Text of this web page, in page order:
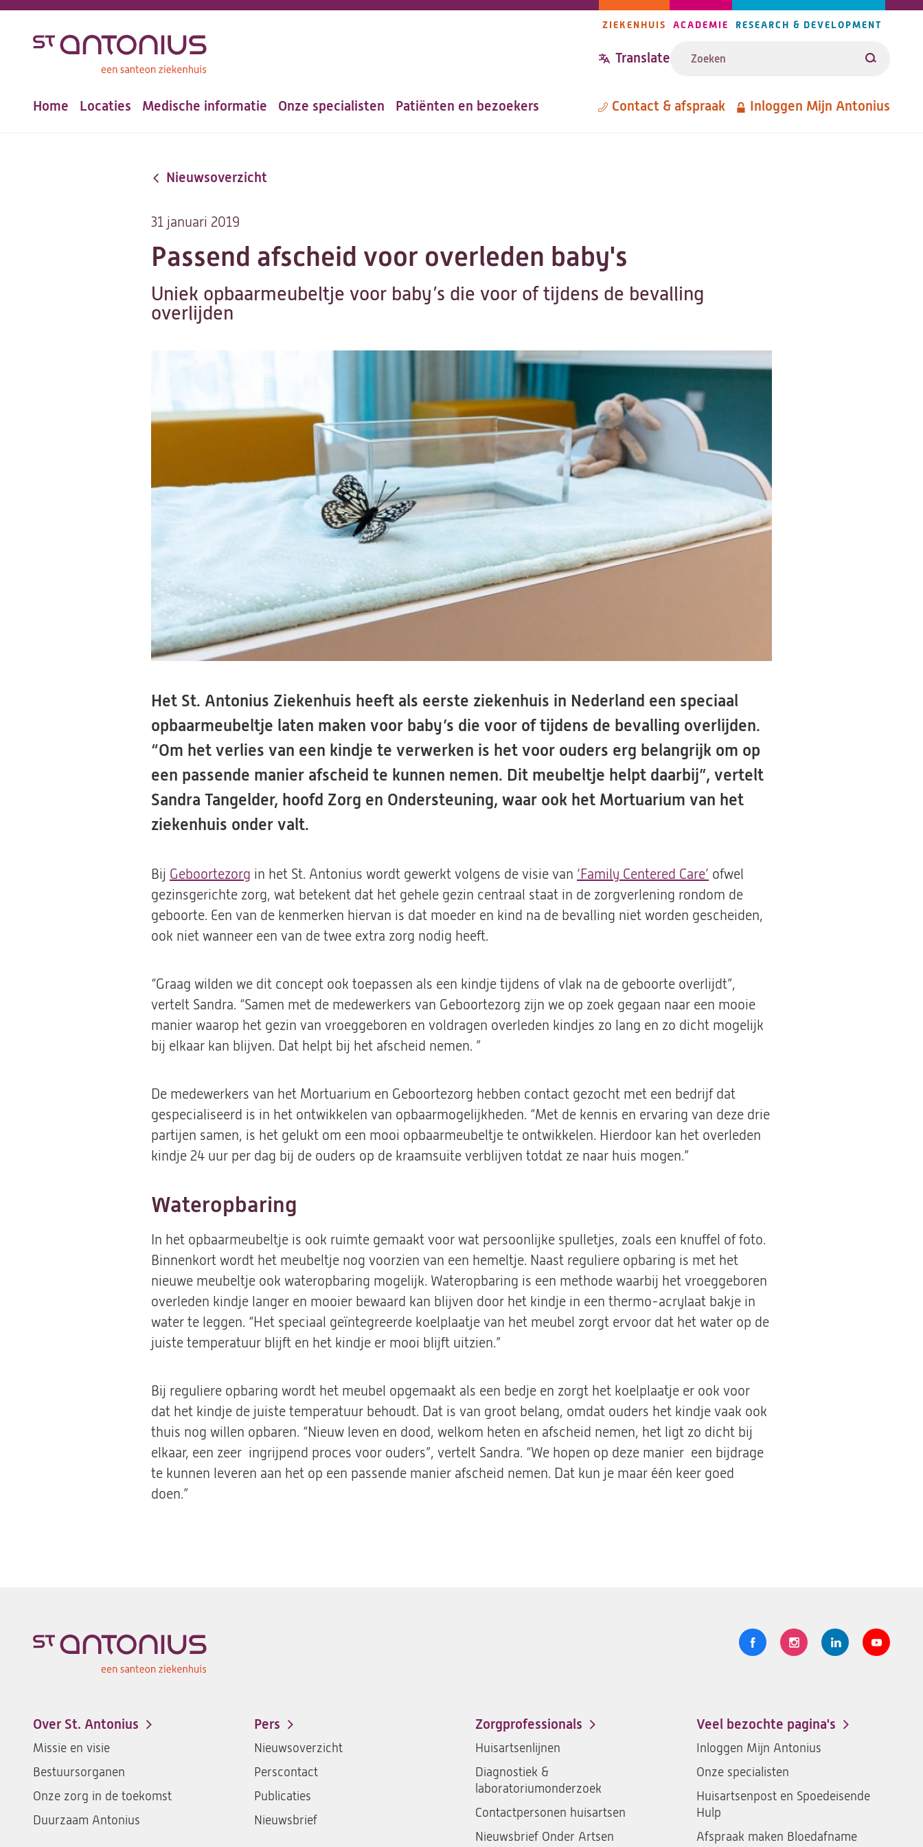
inhoud
navigatie
ZIEKENHUIS ACADEMIE RESEARCH & DEVELOPMENT
Translate Zoeken
Hoofdnavigatie
Home Locaties Medische informatie Onze specialisten Patiënten en bezoekers Metanavigatie
Contact & afspraak Inloggen Mijn Antonius
Nieuwsoverzicht
31 januari 2019
Passend afscheid voor overleden baby's
Uniek opbaarmeubeltje voor baby’s die voor of tijdens de bevalling
overlijden
Het St. Antonius Ziekenhuis heeft als eerste ziekenhuis in Nederland een speciaal
opbaarmeubeltje laten maken voor baby’s die voor of tijdens de bevalling overlijden.
“Om het verlies van een kindje te verwerken is het voor ouders erg belangrijk om op
een passende manier afscheid te kunnen nemen. Dit meubeltje helpt daarbij”, vertelt
Sandra Tangelder, hoofd Zorg en Ondersteuning, waar ook het Mortuarium van het
ziekenhuis onder valt.
Bij Geboortezorg in het St. Antonius wordt gewerkt volgens de visie van ‘Family Centered Care’ ofwel
gezinsgerichte zorg, wat betekent dat het gehele gezin centraal staat in de zorgverlening rondom de
geboorte. Een van de kenmerken hiervan is dat moeder en kind na de bevalling niet worden gescheiden,
ook niet wanneer een van de twee extra zorg nodig heeft.
“Graag wilden we dit concept ook toepassen als een kindje tijdens of vlak na de geboorte overlijdt”,
vertelt Sandra. “Samen met de medewerkers van Geboortezorg zijn we op zoek gegaan naar een mooie
manier waarop het gezin van vroeggeboren en voldragen overleden kindjes zo lang en zo dicht mogelijk
bij elkaar kan blijven. Dat helpt bij het afscheid nemen. ”
De medewerkers van het Mortuarium en Geboortezorg hebben contact gezocht met een bedrijf dat
gespecialiseerd is in het ontwikkelen van opbaarmogelijkheden. “Met de kennis en ervaring van deze drie
partijen samen, is het gelukt om een mooi opbaarmeubeltje te ontwikkelen. Hierdoor kan het overleden
kindje 24 uur per dag bij de ouders op de kraamsuite verblijven totdat ze naar huis mogen.”
Wateropbaring
In het opbaarmeubeltje is ook ruimte gemaakt voor wat persoonlijke spulletjes, zoals een knuffel of foto.
Binnenkort wordt het meubeltje nog voorzien van een hemeltje. Naast reguliere opbaring is met het
nieuwe meubeltje ook wateropbaring mogelijk. Wateropbaring is een methode waarbij het vroeggeboren
overleden kindje langer en mooier bewaard kan blijven door het kindje in een thermo-acrylaat bakje in
water te leggen. “Het speciaal geïntegreerde koelplaatje van het meubel zorgt ervoor dat het water op de
juiste temperatuur blijft en het kindje er mooi blijft uitzien.”
Bij reguliere opbaring wordt het meubel opgemaakt als een bedje en zorgt het koelplaatje er ook voor
dat het kindje de juiste temperatuur behoudt. Dat is van groot belang, omdat ouders het kindje vaak ook
thuis nog willen opbaren. “Nieuw leven en dood, welkom heten en afscheid nemen, het ligt zo dicht bij
elkaar, een zeer ingrijpend proces voor ouders”, vertelt Sandra. “We hopen op deze manier een bijdrage
te kunnen leveren aan het op een passende manier afscheid nemen. Dat kun je maar één keer goed
doen.”
Volg
Logo
santeon
ziekenhuis
op
Facebook
Logo
santeon
ziekenhuis
Instagram
Logo
santeon
LinkedIn
Logo
Footer-
menu
Over St. Antonius
Missie en visie
Bestuursorganen
Onze zorg in de toekomst
Duurzaam Antonius
Pers
Nieuwsoverzicht
Perscontact
Publicaties
Nieuwsbrief
Zorgprofessionals
Huisartsenlijnen
Diagnostiek &
laboratoriumonderzoek
Contactpersonen huisartsen
Nieuwsbrief Onder Artsen
Veel bezochte pagina's
Inloggen Mijn Antonius
Onze specialisten
Huisartsenpost en Spoedeisende
Hulp
Afspraak maken Bloedafname